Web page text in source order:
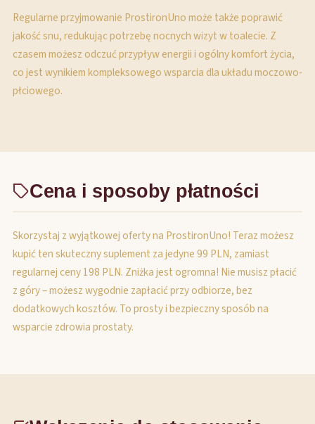
Regularne przyjmowanie ProstironUno może także poprawić
jakość snu, redukując potrzebę nocnych wizyt w toalecie. Z
czasem możesz odczuć przypływ energii i ogólny komfort życia,
co jest wynikiem kompleksowego wsparcia dla układu moczowo-
płciowego.
Cena i sposoby płatności
Skorzystaj z wyjątkowej oferty na ProstironUno! Teraz możesz
kupić ten skuteczny suplement za jedyne 99 PLN, zamiast
regularnej ceny 198 PLN. Zniżka jest ogromna! Nie musisz płacić
z góry – możesz wygodnie zapłacić przy odbiorze, bez
dodatkowych kosztów. To prosty i bezpieczny sposób na
wsparcie zdrowia prostaty.